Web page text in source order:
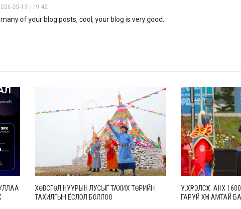
05-19 | 19:42
of your blog posts, cool, your blog is very good.
ХӨВСГӨЛ НУУРЫН ЛУСЫГ ТАХИХ ТӨРИЙН
ТАХИЛГЫН ЁСЛОЛ БОЛЛОО
У.ХҮРЭЛСҮХ: АНХ
ГАРУЙ ХҮН АМТАЙ